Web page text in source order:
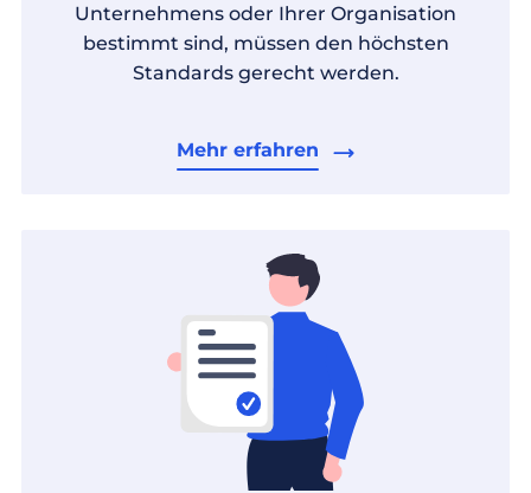
Unternehmens oder Ihrer Organisation
bestimmt sind, müssen den höchsten
Standards gerecht werden.
Mehr erfahren